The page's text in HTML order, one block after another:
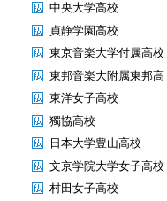
中央大学高校
貞静学園高校
東京音楽大学付属高校
東邦音楽大附属東邦高
東洋女子高校
獨協高校
日本大学豊山高校
文京学院大学女子高校
村田女子高校